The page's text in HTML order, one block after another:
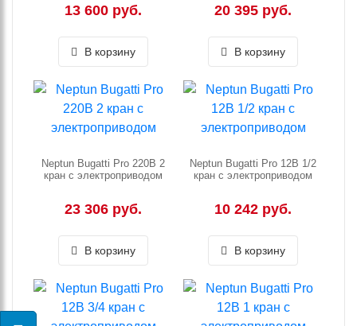
13 600 руб.
В корзину
20 395 руб.
В корзину
Neptun Bugatti Pro 220В 2
кран с электроприводом
23 306 руб.
В корзину
Neptun Bugatti Pro 12В 1/2
кран с электроприводом
10 242 руб.
В корзину